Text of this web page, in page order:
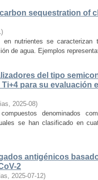
sequestration of
)
en nutrientes se
de agua. Ejemplos
del tipo
para su evaluación
, 2025-08)
denominados
se han clasificado en
antigénicos
2
, 2025-07-12)